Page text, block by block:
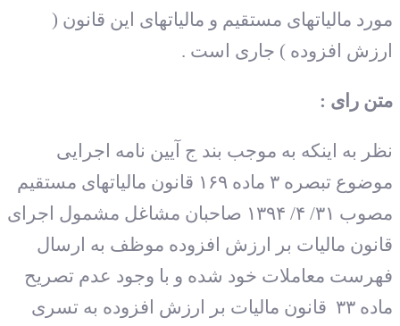
مورد مالیاتهای مستقیم و مالیاتهای این قانون (
ارزش افزوده ) جاری است .
متن رای :
نظر به اینکه به موجب بند ج آیین نامه اجرایی
موضوع تبصره ۳ ماده ۱۶۹ قانون مالیاتهای مستقیم
مصوب ۳۱/ ۴/ ۱۳۹۴ صاحبان مشاغل مشمول اجرای
قانون مالیات بر ارزش افزوده موظف به ارسال
فهرست معاملات خود شده و با وجود عدم تصریح
ماده ۳۳ قانون مالیات بر ارزش افزوده به تسری